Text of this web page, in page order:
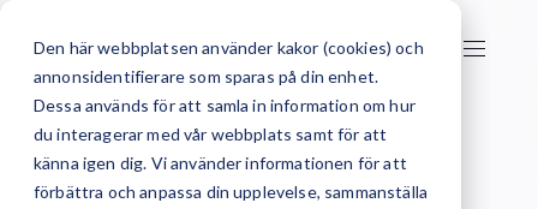
Den här webbplatsen använder kakor (cookies) och
annonsidentifierare som sparas på din enhet.
Dessa används för att samla in information om hur
du interagerar med vår webbplats samt för att
känna igen dig. Vi använder informationen för att
förbättra och anpassa din upplevelse, sammanställa
Start Konsolidator